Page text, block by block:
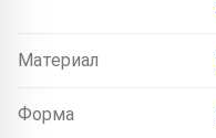
Материал
Форма